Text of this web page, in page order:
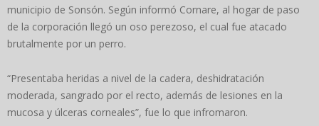
municipio de Sonsón. Según informó Cornare, al hogar de paso
de la corporación llegó un oso perezoso, el cual fue atacado
brutalmente por un perro.
“Presentaba heridas a nivel de la cadera, deshidratación
moderada, sangrado por el recto, además de lesiones en la
mucosa y úlceras corneales”, fue lo que infromaron.